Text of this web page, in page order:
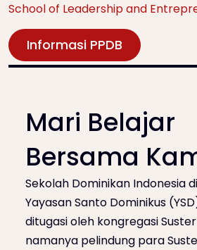
School of Leadership and
Informasi PPDB
Mari Belajar
Bersama
Sekolah Dominikan Indonesia
Yayasan Santo Dominikus
ditugasi oleh kongregasi Suster
namanya pelindung para